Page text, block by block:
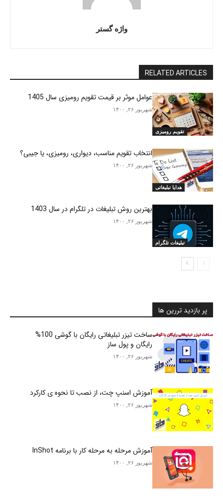
واژه گستر
RELATED ARTICLES
تقویم رومیزی
عوامل موثر بر قیمت تقویم رومیزی سال 1405
شهریور ۲۶, ۱۴۰۰
هدایا تبلیغاتی
انتخاب تقویم مناسب، دیواری، رومیزی، یا جیبی؟
شهریور ۲۶, ۱۴۰۰
تبلیغات تلگرام
بهترین روش تبلیغات در تلگرام در سال 1403
شهریور ۲۶, ۱۴۰۰
پر بازدید تررین ها
ساخت تیزر تبلیغاتی رایگان با گوشی 100%
رایگان و پول ساز
شهریور ۲۶, ۱۴۰۰
آموزش اسنپ چت، از نصب تا نحوه ی کارکرد
شهریور ۲۶, ۱۴۰۰
آموزش مرحله به مرحله کار با برنامه InShot
شهریور ۲۶, ۱۴۰۰